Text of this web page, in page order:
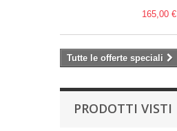
165,00 €
Tutte le offerte speciali
PRODOTTI VISTI